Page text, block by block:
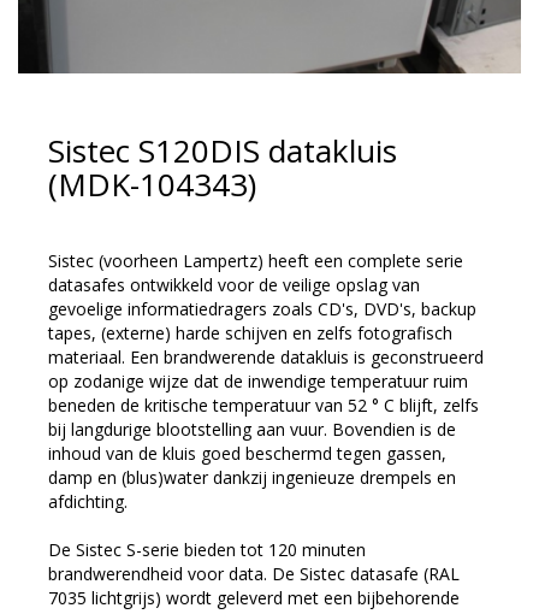
Sistec S120DIS datakluis
(MDK-104343)
Sistec (voorheen Lampertz) heeft een complete serie
datasafes ontwikkeld voor de veilige opslag van
gevoelige informatiedragers zoals CD's, DVD's, backup
tapes, (externe) harde schijven en zelfs fotografisch
materiaal. Een brandwerende datakluis is geconstrueerd
op zodanige wijze dat de inwendige temperatuur ruim
beneden de kritische temperatuur van 52 ° C blijft, zelfs
bij langdurige blootstelling aan vuur. Bovendien is de
inhoud van de kluis goed beschermd tegen gassen,
damp en (blus)water dankzij ingenieuze drempels en
afdichting.
De Sistec S-serie bieden tot 120 minuten
brandwerendheid voor data. De Sistec datasafe (RAL
7035 lichtgrijs) wordt geleverd met een bijbehorende